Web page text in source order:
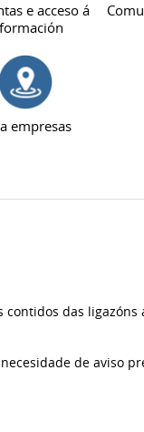
e acceso á
empresas
das ligazóns
de aviso